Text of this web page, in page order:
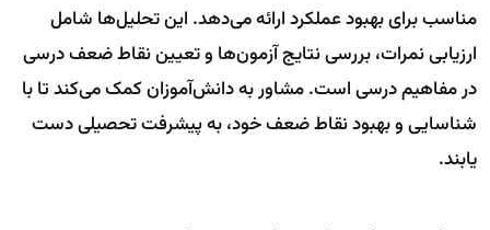
مناسب برای بهبود عملکرد ارائه می‌دهد. این تحلیل‌ها شامل
ارزیابی نمرات، بررسی نتایج آزمون‌ها و تعیین نقاط ضعف درسی
در مفاهیم درسی است. مشاور به دانش‌آموزان کمک می‌کند تا با
شناسایی و بهبود نقاط ضعف خود، به پیشرفت تحصیلی دست
یابند.